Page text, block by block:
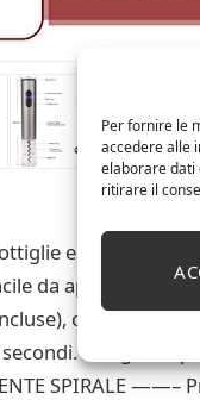
Per fornire le
accedere alle
elaborare dati
ritirare il
elettrico è un
da aprire con
cavatappi
Il sughero
SPIRALE